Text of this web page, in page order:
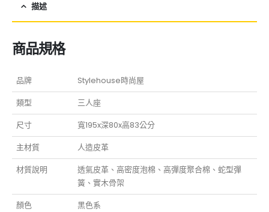
描述
商品規格
品牌
Stylehouse時尚屋
類型
三人座
尺寸
寬195x深80x高83公分
主材質
人造皮革
材質說明
透氣皮革、高密度泡棉、高彈度聚合棉、蛇型彈
簧、實木骨架
顏色
黑色系